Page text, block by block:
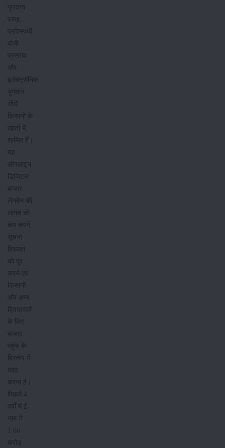
गुणवत्ता
परख,
प्रतिस्पर्धी
बोली
प्रस्ताव
और
इलेक्ट्रॉनिक
भुगतान
सीधे
किसानों के
खातों में,
शामिल हैं।
यह
ऑनलाइन
डिजिटल
बाजार
लेनदेन की
लागत को
कम करने,
सूचना
विषमता
को दूर
करने एवं
किसानों
और अन्य
हितधारकों
के लिए
बाजार
पहुंच के
विस्तार में
मदद
करना है।
पिछले 4
वर्षों में ई-
नाम ने
1.66
करोड़